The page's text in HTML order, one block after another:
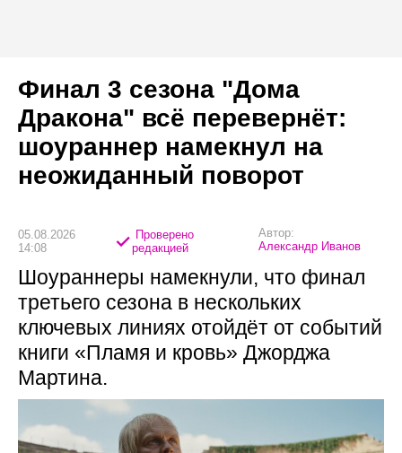
Финал 3 сезона "Дома
Дракона" всё перевернёт:
шоураннер намекнул на
неожиданный поворот
05.08.2026
14:08
Проверено
редакцией
Автор:
Александр Иванов
Шоураннеры намекнули, что финал
третьего сезона в нескольких
ключевых линиях отойдёт от событий
книги «Пламя и кровь» Джорджа
Мартина.